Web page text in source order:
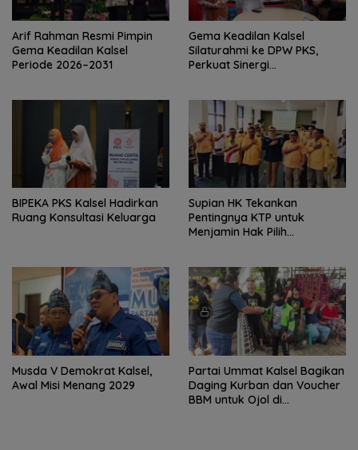
Arif Rahman Resmi Pimpin
Gema Keadilan Kalsel
Periode 2026–2031
‎Gema Keadilan Kalsel
Silaturahmi ke DPW PKS,
Perkuat Sinergi
‎BIPEKA PKS Kalsel Hadirkan
Ruang Konsultasi Keluarga ‎
Supian HK Tekankan
Pentingnya KTP untuk
Menjamin Hak Pilih
Musda V Demokrat Kalsel,
Awal Misi Menang 2029
Partai Ummat Kalsel Bagikan
Daging Kurban dan Voucher
BBM untuk Ojol di